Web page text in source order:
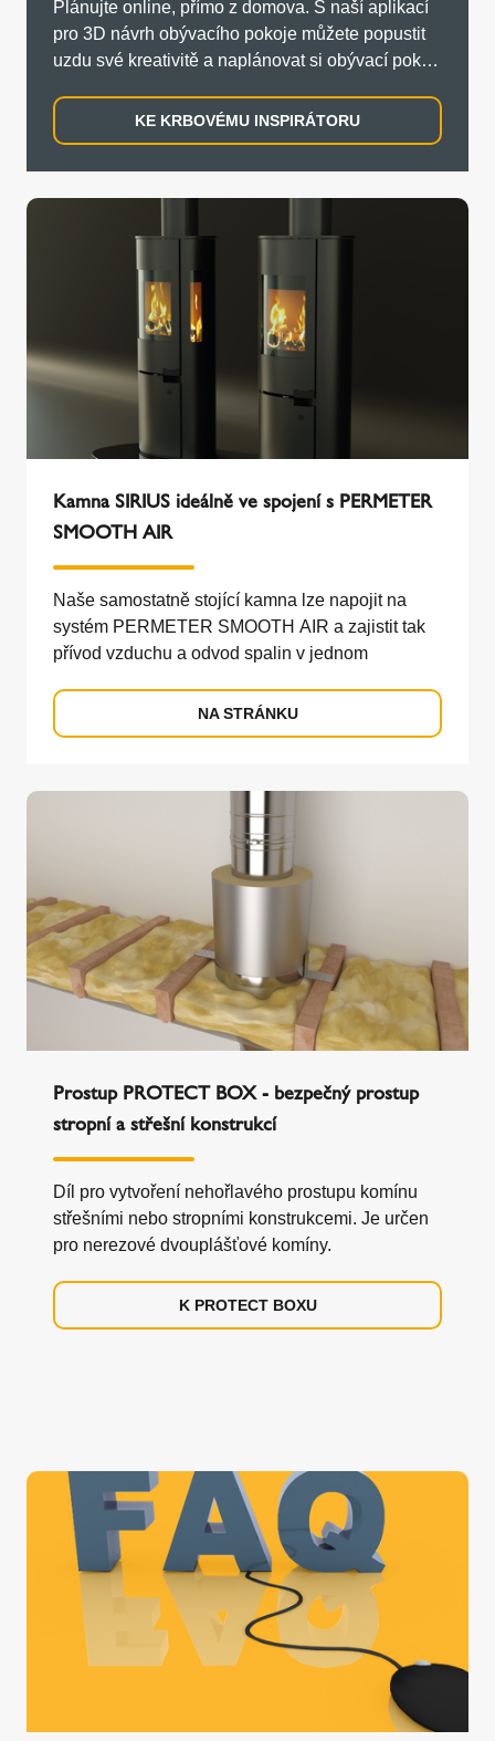
Plánujte online, přímo z domova. S naší aplikací
pro 3D návrh obývacího pokoje můžete popustit
uzdu své kreativitě a naplánovat si obývací pokoj
KE KRBOVÉMU INSPIRÁTORU
Kamna SIRIUS ideálně ve spojení s PERMETER
SMOOTH AIR
Naše samostatně stojící kamna lze napojit na
systém PERMETER SMOOTH AIR a zajistit tak
přívod vzduchu a odvod spalin v jednom
NA STRÁNKU
Prostup PROTECT BOX - bezpečný prostup
stropní a střešní konstrukcí
Díl pro vytvoření nehořlavého prostupu komínu
střešními nebo stropními konstrukcemi. Je určen
pro nerezové dvouplášťové komíny.
K PROTECT BOXU